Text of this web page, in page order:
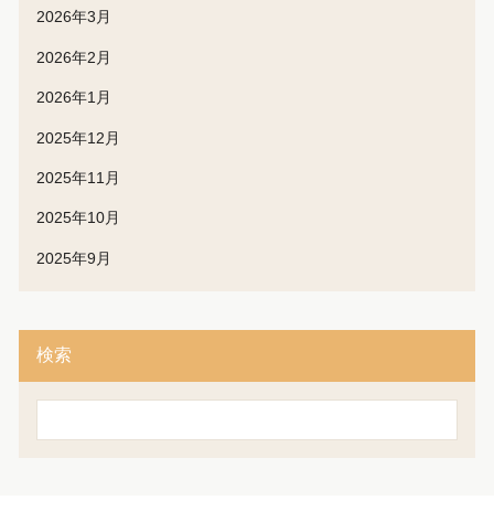
2026年3月
2026年2月
2026年1月
2025年12月
2025年11月
2025年10月
2025年9月
検索